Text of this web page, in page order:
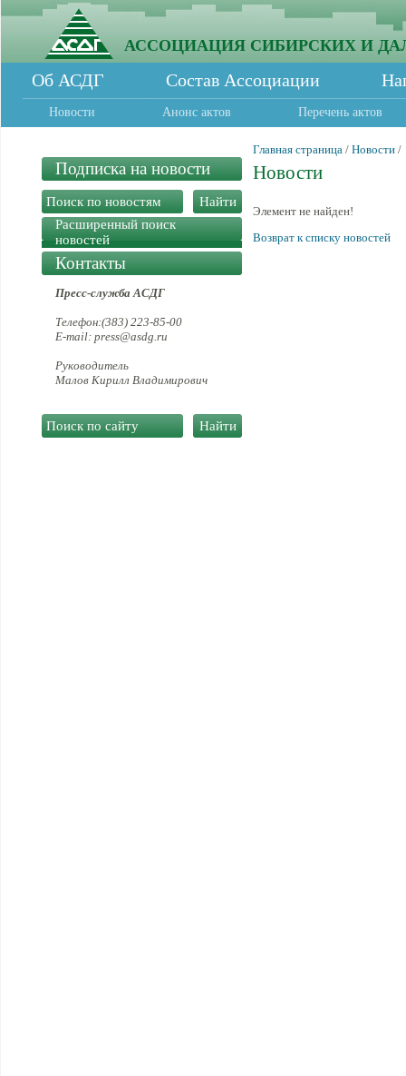
АССОЦИАЦИЯ СИБИРСКИХ И
Об АСДГ Состав Ассоциации
Новости Анонс актов Перечень актов
Подписка на новости
Расширенный поиск
новостей
Контакты
Пресс-служба АСДГ
Телефон:(383) 223-85-00
E-mail: press@asdg.ru
Руководитель
Малов Кирилл Владимирович
Главная страница / Новости /
Новости
Элемент не найден!
Возврат к списку новостей